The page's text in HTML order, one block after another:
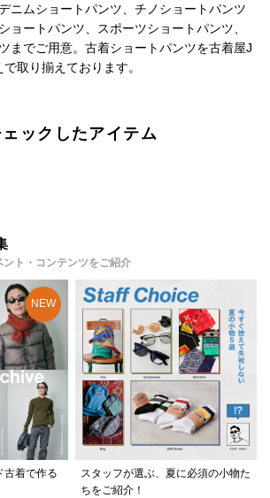
ニムショートパンツ、チノショートパンツ
ョートパンツ、スポーツショートパンツ、
までご用意。古着ショートパンツを古着屋J
取り揃えております。
ェックしたアイテム
ト・コンテンツをご紹介
古着で作る
スタッフが選ぶ、夏に必須の小物た
ちをご紹介！